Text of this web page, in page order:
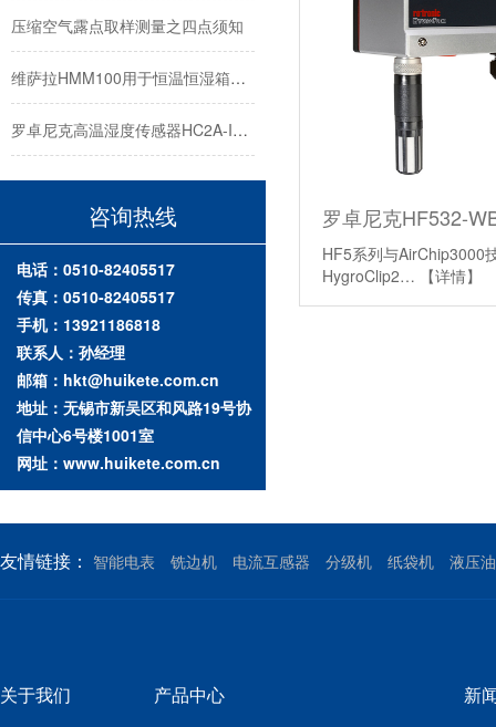
HF5系列与AirChip3000
HygroClip2…
【详情】
压缩空气露点取样测量之四点须知
咨询热线
电话：0510-82405517
传真：0510-82405517
手机：13921186818
联系人：孙经理
邮箱：hkt@huikete.com.cn
地址：无锡市新吴区和风路19号协
信中心6号楼1001室
网址：www.huikete.com.cn
友情链接： 智能电表 铣边机 电流互感器 分级机 纸袋机 液压
关于我们 产品中心 新